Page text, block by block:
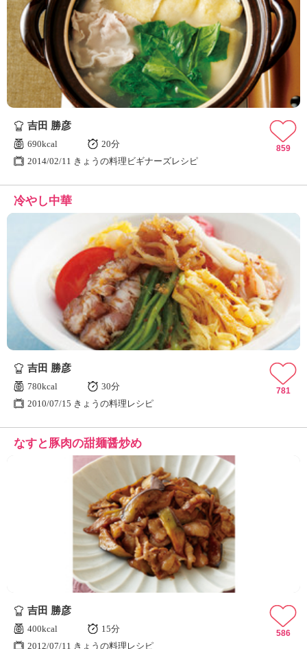
吉田 勝彦
690kcal
20分
2014/02/11 きょうの料理ビギナーズレシピ
859
冷やし中華
吉田 勝彦
780kcal
30分
2010/07/15 きょうの料理レシピ
781
なすと豚肉の甜麺醤炒め
吉田 勝彦
400kcal
15分
2012/07/11 きょうの料理レシピ
586